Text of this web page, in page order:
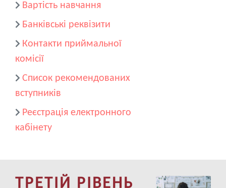
Вартість навчання
Банківські реквізити
Контакти приймальної
комісії
Список рекомендованих
вступників
Реєстрація електронного
кабінету
ТРЕТІЙ РІВЕНЬ Image